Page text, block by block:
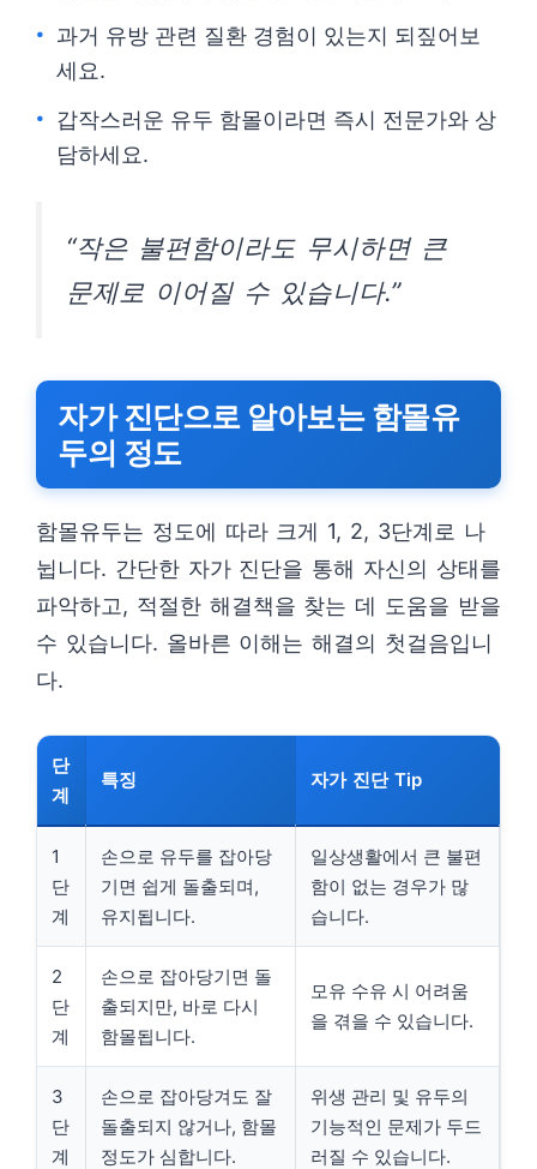
과거 유방 관련 질환 경험이 있는지 되짚어보
세요.
갑작스러운 유두 함몰이라면 즉시 전문가와 상
담하세요.
“작은 불편함이라도 무시하면 큰
문제로 이어질 수 있습니다.”
자가 진단으로 알아보는 함몰유
두의 정도
함몰유두는 정도에 따라 크게 1, 2, 3단계로 나
뉩니다. 간단한 자가 진단을 통해 자신의 상태를
파악하고, 적절한 해결책을 찾는 데 도움을 받을
수 있습니다. 올바른 이해는 해결의 첫걸음입니
다.
단
계
특징 자가 진단 Tip
1
단
계
손으로 유두를 잡아당
기면 쉽게 돌출되며,
유지됩니다.
일상생활에서 큰 불편
함이 없는 경우가 많
습니다.
2
단
계
손으로 잡아당기면 돌
출되지만, 바로 다시
함몰됩니다.
모유 수유 시 어려움
을 겪을 수 있습니다.
3
단
계
손으로 잡아당겨도 잘
돌출되지 않거나, 함몰
정도가 심합니다.
위생 관리 및 유두의
기능적인 문제가 두드
러질 수 있습니다.